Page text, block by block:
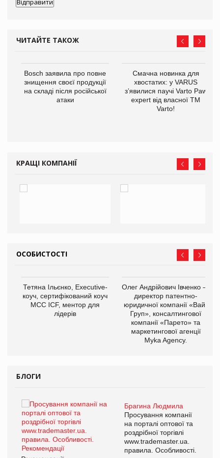
ЧИТАЙТЕ ТАКОЖ
Bosch заявила про повне
знищення своєї продукції
на складі після російської
атаки
Смачна новинка для
хвостатих: у VARUS
з’явилися паучі Varto Paw
expert від власної ТМ
Varto!
КРАЩІ КОМПАНІЇ
ОСОБИСТОСТІ
Тетяна Ільєнко, Executive-
коуч, сертифікований коуч
МСС ICF, ментор для
лідерів
Олег Андрійович Івченко —
директор патентно-
юридичної компанії «Вайз
Груп», консалтингової
компанії «Парето» та
маркетингової агенції
Myka Agency.
БЛОГИ
Брагина Людмила
Просування компанії
на порталі оптової та
роздрібної торгівлі
www.trademaster.ua.
правила. Особливості.